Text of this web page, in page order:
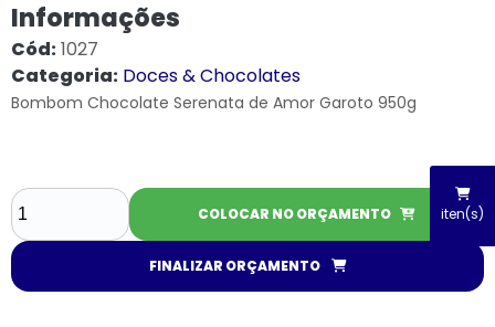
iten(s)
Informações
Cód:1027
Categoria: Doces & Chocolates
Bombom Chocolate Serenata de Amor Garoto 950g
COLOCAR NO ORÇAMENTO
FINALIZAR ORÇAMENTO